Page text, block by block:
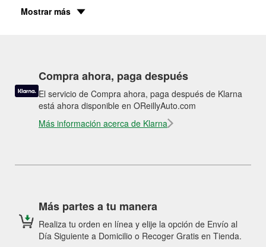
Mostrar más
Compra ahora, paga después
El servicio de Compra ahora, paga después de Klarna
está ahora disponible en OReillyAuto.com
Más información acerca de Klarna
Más partes a tu manera
Realiza tu orden en línea y elije la opción de Envío al
Día Siguiente a Domicilio o Recoger Gratis en Tienda.